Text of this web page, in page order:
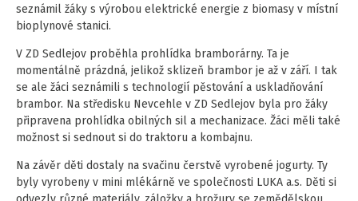
seznámil žáky s výrobou elektrické energie z biomasy v místní
bioplynové stanici.
V ZD Sedlejov proběhla prohlídka bramborárny. Ta je
momentálně prázdná, jelikož sklizeň brambor je až v září. I tak
se ale žáci seznámili s technologií pěstování a uskladňování
brambor. Na středisku Nevcehle v ZD Sedlejov byla pro žáky
připravena prohlídka obilných sil a mechanizace. Žáci měli také
možnost si sednout si do traktoru a kombajnu.
Na závěr děti dostaly na svačinu čerstvě vyrobené jogurty. Ty
byly vyrobeny v mini mlékárně ve společnosti LUKA a.s. Děti si